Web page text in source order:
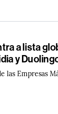
a lista
y
las Empresas